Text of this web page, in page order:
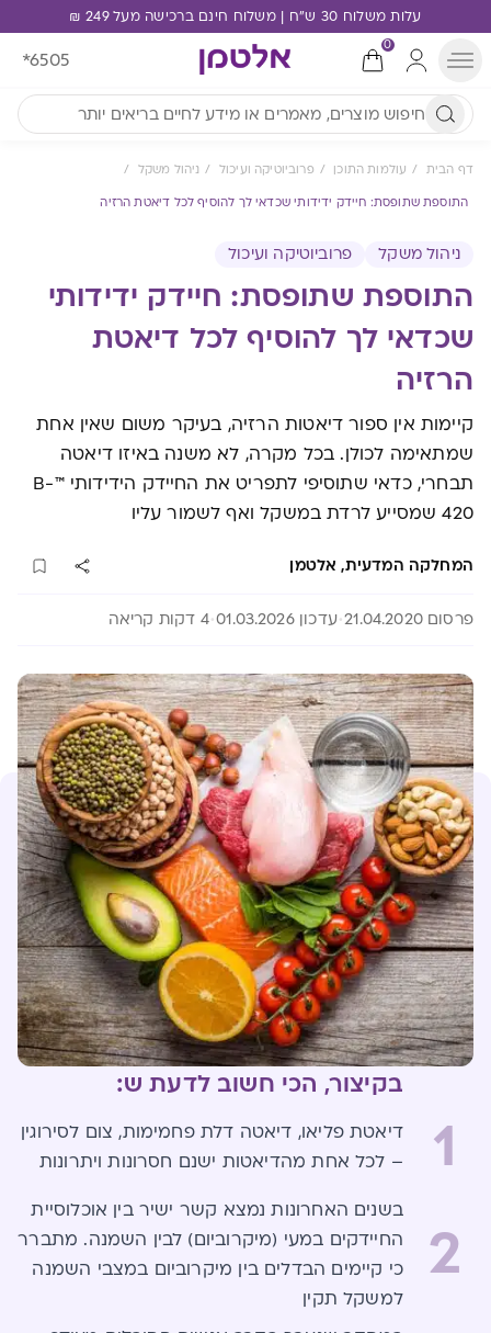
עלות משלוח 30 ש"ח | משלוח חינם ברכישה מעל 249 ₪
0
*6505
דף הבית עולמות התוכן פרוביוטיקה ועיכול ניהול משקל
התוספת שתופסת: חיידק ידידותי שכדאי לך להוסיף לכל דיאטת הרזיה
ניהול משקל פרוביוטיקה ועיכול
התוספת שתופסת: חיידק ידידותי
שכדאי לך להוסיף לכל דיאטת
הרזיה
קיימות אין ספור דיאטות הרזיה, בעיקר משום שאין אחת
שמתאימה לכולן. בכל מקרה, לא משנה באיזו דיאטה
תבחרי, כדאי שתוסיפי לתפריט את החיידק הידידותי ™B-
420 שמסייע לרדת במשקל ואף לשמור עליו
המחלקה המדעית, אלטמן
פרסום 21.04.2020 עדכון 01.03.2026 4 דקות קריאה
בקיצור, הכי חשוב לדעת ש:
1
דיאטת פליאו, דיאטה דלת פחמימות, צום לסירוגין
– לכל אחת מהדיאטות ישנם חסרונות ויתרונות
2
בשנים האחרונות נמצא קשר ישיר בין אוכלוסיית
החיידקים במעי (מיקרוביום) לבין השמנה. מתברר
כי קיימים הבדלים בין מיקרוביום במצבי השמנה
למשקל תקין